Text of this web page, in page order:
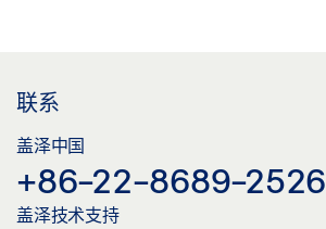
联系
盖泽中国
+86-22-8689-2526
盖泽技术支持